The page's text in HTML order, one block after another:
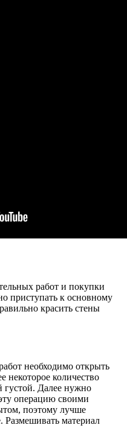
работ и покупки
приступать к основному
красить стены
необходимо открыть
некоторое количество
густой. Далее нужно
операцию своими
поэтому лучше
Размешивать материал